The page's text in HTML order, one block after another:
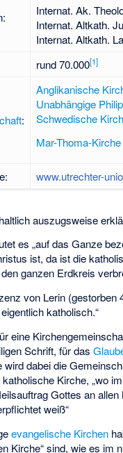
Internat. Ak.
Internat. Altkath.
Internat. Altkath.
rund 70.000[1]
:
Anglikanische
Unabhängige
Schwedische
Mar-Thoma-Kirche
www.utrechter-
auszugsweise
es „auf das Ganze
ist, da ist die
ganzen Erdkreis
von Lerin (gestorben
katholisch.“
eine
Schrift, für das
wird dabei die
Kirche, „wo
Gottes an
weiß“
evangelische Kirchen
Kirche“ sind, wie es im